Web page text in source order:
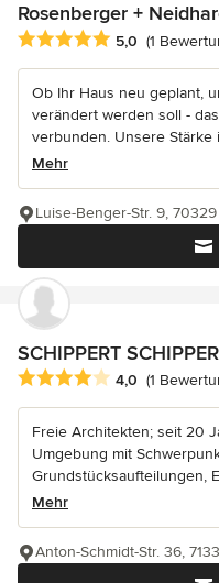
Rosenberger +
Durchschnittliche
5,0 (1
Ob Ihr Haus neu geplant,
verändert werden soll -
verbunden. Unsere Stärke
Mehr
Luise-Benger-Str. 9,
SCHIPPERT
Durchschnittliche
4,0 (1
Freie Architekten; seit 20
Umgebung mit
Grundstücksaufteilungen,
Mehr
Anton-Schmidt-Str. 36,